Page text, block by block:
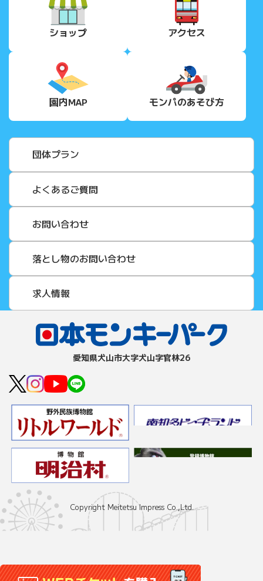
ショップ アクセス
園内MAP モンパのあそび方
団体プラン
よくあるご質問
お問い合わせ
落とし物のお問い合わせ
求人情報
愛知県⽝⼭市⼤字⽝⼭字官林26
Copyright Meitetsu Impress Co.,Ltd.